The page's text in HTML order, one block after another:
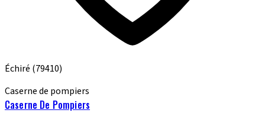
Échiré (79410)
Caserne de pompiers
Caserne De Pompiers